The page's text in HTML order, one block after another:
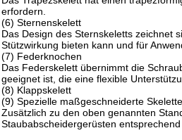
erfordern.
(6) Sternenskelett
Das Design des Sternskeletts zeichnet
Stützwirkung bieten kann und für
(7) Federknochen
Das Federskelett übernimmt die
geeignet ist, die eine flexible
(8) Klappskelett
(9) Spezielle maßgeschneiderte Skelette
Zusätzlich zu den oben genannten
Staubabscheidergerüsten